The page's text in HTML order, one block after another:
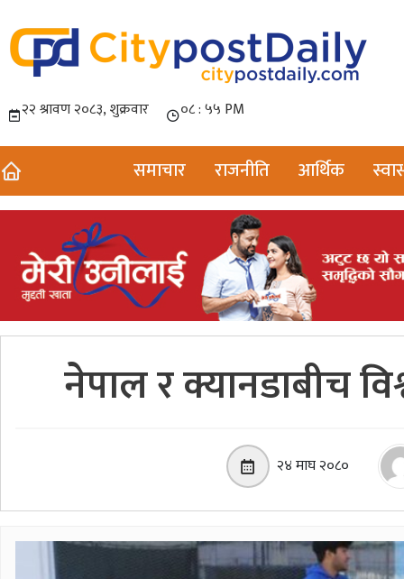
समाचार राजनीति आर्थिक
नेपाल र क्यानडाबीच
२४ माघ २०८०